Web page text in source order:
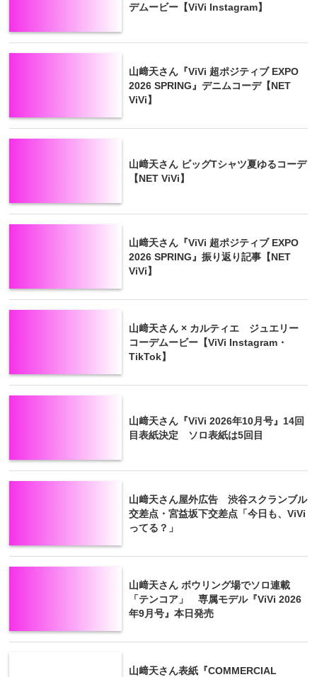
デムービー【ViVi Instagram】
山﨑天さん『ViVi 超ポジティブ EXPO
2026 SPRING』デニムコーデ【NET
ViVi】
山﨑天さん ビッグTシャツ夏ゆるコーデ
【NET ViVi】
山﨑天さん『ViVi 超ポジティブ EXPO
2026 SPRING』振り返り記事【NET
ViVi】
山﨑天さん × カルティエ ジュエリー
コーデムービー【ViVi Instagram・
TikTok】
山﨑天さん『ViVi 2026年10月号』14回
目表紙決定 ソロ表紙は5回目
山﨑天さん屋外広告 渋谷スクランブル
交差点・宮益坂下交差点「今日も、ViVi
ってる？」
山﨑天さん ボウリング場でソロ連載
「テンコア」 専属モデル『ViVi 2026
年9月号』本日発売
山﨑天さん表紙『COMMERCIAL